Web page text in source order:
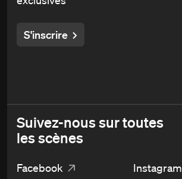
S'inscrire
Suivez-nous sur toutes
les scènes
Facebook
Instagram